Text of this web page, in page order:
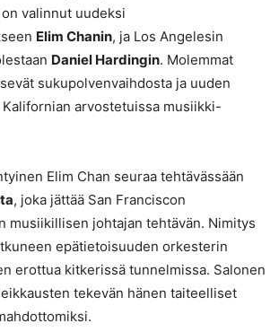
valinnut uudeksi
Elim Chanin, ja Los Angelesin
Daniel Hardingin. Molemmat
sukupolvenvaihdosta ja uuden
Kalifornian arvostetuissa musiikki-
Elim Chan seuraa tehtävässään
, joka jättää San Franciscon
musiikillisen johtajan tehtävän. Nimitys
epätietoisuuden orkesterin
erottua kitkerissä tunnelmissa. Salonen
tekevän hänen taiteelliset